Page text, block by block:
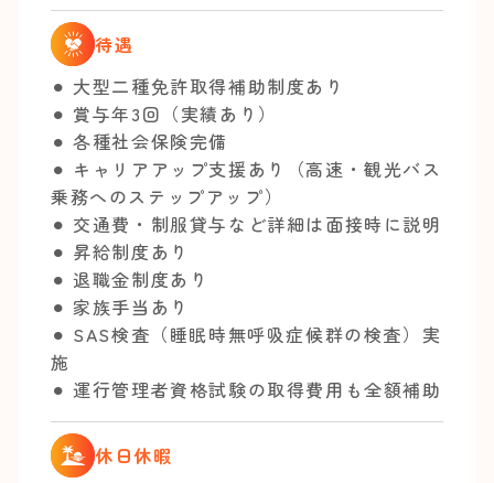
待遇
⚫︎ 大型二種免許取得補助制度あり
⚫︎ 賞与年3回（実績あり）
⚫︎ 各種社会保険完備
⚫︎ キャリアアップ支援あり（高速・観光バス
乗務へのステップアップ）
⚫︎ 交通費・制服貸与など詳細は面接時に説明
⚫︎ 昇給制度あり
⚫︎ 退職金制度あり
⚫︎ 家族手当あり
⚫︎ SAS検査（睡眠時無呼吸症候群の検査）実
施
⚫︎ 運行管理者資格試験の取得費用も全額補助
休日休暇